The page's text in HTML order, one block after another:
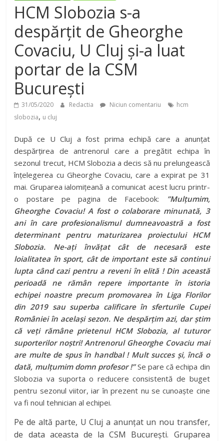
HCM Slobozia s-a
despărțit de Gheorghe
Covaciu, U Cluj și-a luat
portar de la CSM
București
31/05/2020 Redactia Niciun comentariu
hcm
slobozia, u cluj
După ce U Cluj a fost prima echipă care a anunțat
despărțirea de antrenorul care a pregătit echipa în
sezonul trecut, HCM Slobozia a decis să nu prelungească
înțelegerea cu Gheorghe Covaciu, care a expirat pe 31
mai. Gruparea ialomițeană a comunicat acest lucru printr-
o postare pe pagina de Facebook:
”Mulțumim,
Gheorghe Covaciu! A fost o colaborare minunată, 3
ani în care profesionalismul dumneavoastră a fost
determinant pentru maturizarea proiectului HCM
Slobozia. Ne-ați învățat cât de necesară este
loialitatea în sport, cât de important este să continui
lupta când cazi pentru a reveni în elită ! Din această
perioadă ne rămân repere importante în istoria
echipei noastre precum promovarea în Liga Florilor
din 2019 sau superba calificare în sferturile Cupei
României în același sezon. Ne despărțim azi, dar știm
că veți rămâne prietenul HCM Slobozia, al tuturor
suporterilor noștri! Antrenorul Gheorghe Covaciu mai
are multe de spus în handbal ! Mult succes și, încă o
dată, mulțumim domn profesor !”Se pare că echipa din
Slobozia va suporta o reducere consistentă de buget
pentru sezonul viitor, iar în prezent nu se cunoaște cine
va fi noul tehnician al echipei.
Pe de altă parte, U Cluj a anunțat un nou transfer,
de data aceasta de la CSM București. Gruparea